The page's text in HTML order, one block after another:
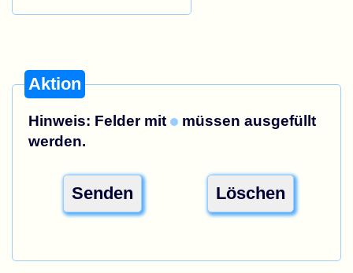
Aktion
Hinweis: Felder mit
müssen ausgefüllt
werden.
Senden Löschen